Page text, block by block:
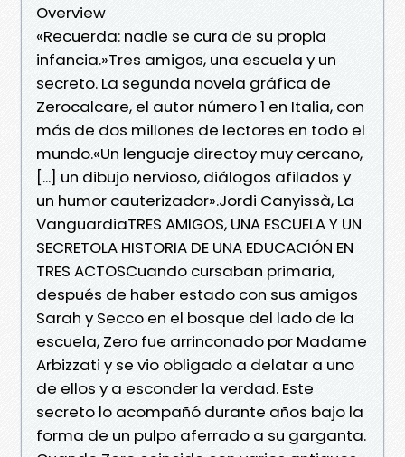
Overview
«Recuerda: nadie se cura de su propia
infancia.»Tres amigos, una escuela y un
secreto. La segunda novela gráfica de
Zerocalcare, el autor número 1 en Italia, con
más de dos millones de lectores en todo el
mundo.«Un lenguaje directoy muy cercano,
[...] un dibujo nervioso, diálogos afilados y
un humor cauterizador».Jordi Canyissà, La
VanguardiaTRES AMIGOS, UNA ESCUELA Y UN
SECRETOLA HISTORIA DE UNA EDUCACIÓN EN
TRES ACTOSCuando cursaban primaria,
después de haber estado con sus amigos
Sarah y Secco en el bosque del lado de la
escuela, Zero fue arrinconado por Madame
Arbizzati y se vio obligado a delatar a uno
de ellos y a esconder la verdad. Este
secreto lo acompañó durante años bajo la
forma de un pulpo aferrado a su garganta.